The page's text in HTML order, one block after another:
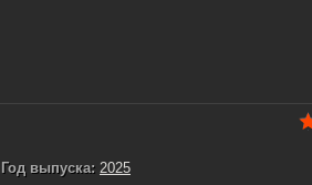
Год выпуска: 2025